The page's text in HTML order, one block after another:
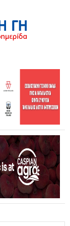
η χώρα απέναντι